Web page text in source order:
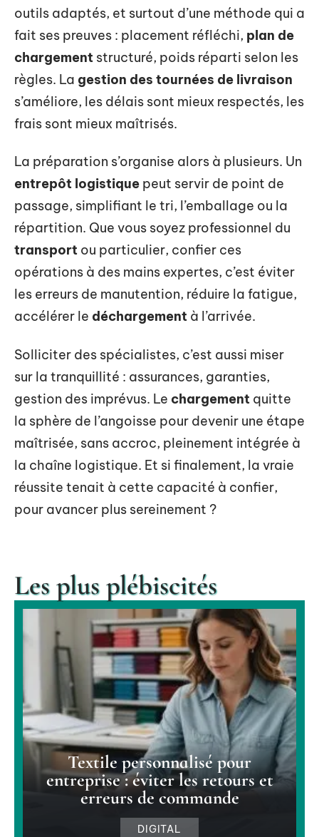
outils adaptés, et surtout d’une méthode qui a
fait ses preuves : placement réfléchi, plan de
chargement structuré, poids réparti selon les
règles. La gestion des tournées de livraison
s’améliore, les délais sont mieux respectés, les
frais sont mieux maîtrisés.
La préparation s’organise alors à plusieurs. Un
entrepôt logistique peut servir de point de
passage, simplifiant le tri, l’emballage ou la
répartition. Que vous soyez professionnel du
transport ou particulier, confier ces
opérations à des mains expertes, c’est éviter
les erreurs de manutention, réduire la fatigue,
accélérer le déchargement à l’arrivée.
Solliciter des spécialistes, c’est aussi miser
sur la tranquillité : assurances, garanties,
gestion des imprévus. Le chargement quitte
la sphère de l’angoisse pour devenir une étape
maîtrisée, sans accroc, pleinement intégrée à
la chaîne logistique. Et si finalement, la vraie
réussite tenait à cette capacité à confier,
pour avancer plus sereinement ?
Les plus plébiscités
Textile personnalisé pour
entreprise : éviter les retours et
erreurs de commande
DIGITAL